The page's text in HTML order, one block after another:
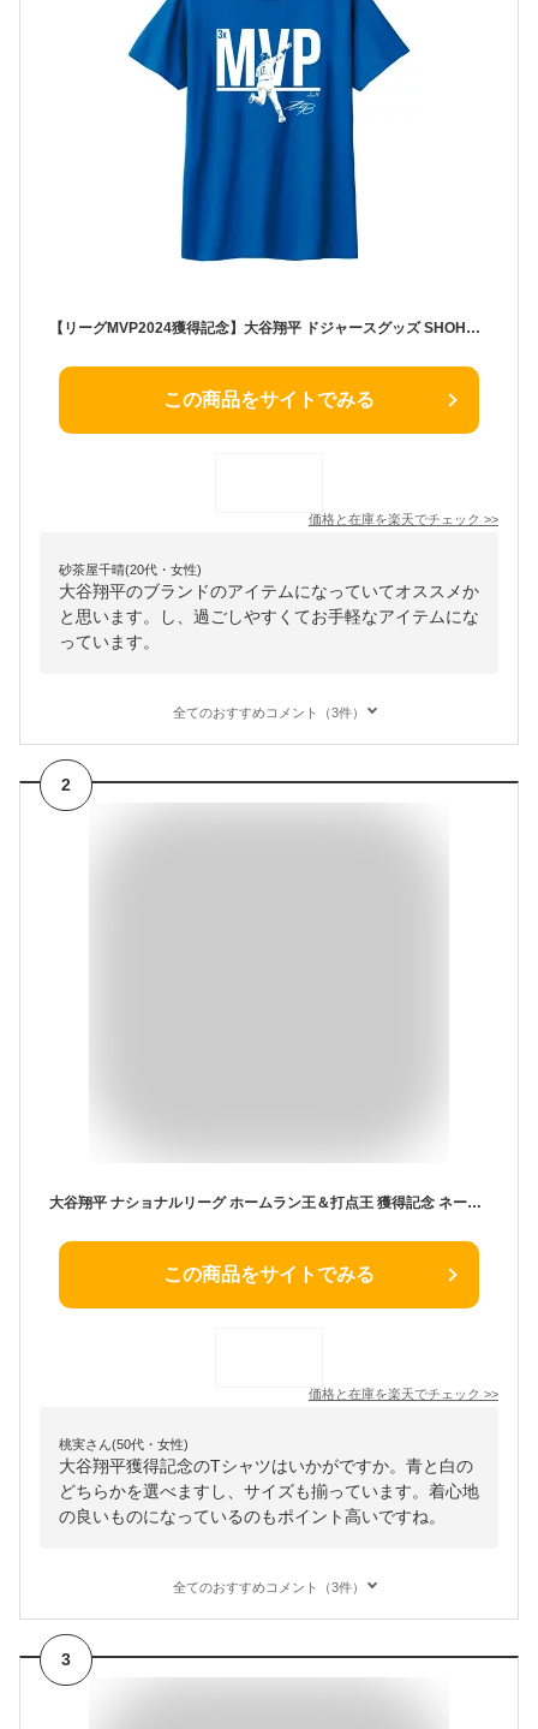
【リーグMVP2024獲得記念】大谷翔平 ドジャースグッズ SHOHEI OHTANI「MVP2024」Tシャツ ラッピング可
この商品をサイトでみる
価格と在庫を楽天でチェック >>
砂茶屋千晴(20代・女性)
大谷翔平のブランドのアイテムになっていてオススメか
と思います。し、過ごしやすくてお手軽なアイテムにな
っています。
全てのおすすめコメント（3件）
2
大谷翔平 ナショナルリーグ ホームラン王＆打点王 獲得記念 ネーム＆ナンバー Tシャツ 半袖 大人 メンズ レディース ML0124FW09 ドジャース 大谷 グッズ ウエア ウェア 半袖シャツ MLB メジャーリーグ 記念グッズ 記念アイテム ファナティクス Fanatics
この商品をサイトでみる
価格と在庫を楽天でチェック >>
桃実さん(50代・女性)
大谷翔平獲得記念のTシャツはいかがですか。青と白の
どちらかを選べますし、サイズも揃っています。着心地
の良いものになっているのもポイント高いですね。
全てのおすすめコメント（3件）
3